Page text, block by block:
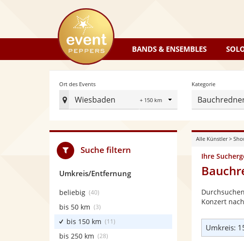
eventpeppers
BANDS & ENSEMBLES
Ort des Events
Wiesbaden
Radius
Ort
Events
festlegen
Kategorie
Alle Künstler>
Ihre
Konzert
Umkreis:
Suche filtern
Umkreis/Entfernung
beliebig (40)
bis 50 km (3)
bis 150 km (11)
bis 250 km (28)